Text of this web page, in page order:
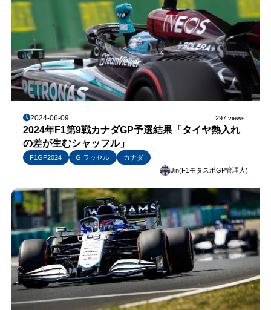
2024-06-09 297 views
2024年F1第9戦カナダGP予選結果「タイヤ熱入れ
の差が生むシャッフル」
F1GP2024 G.ラッセル
カナダ
Jin(F1モタスポGP管理人)